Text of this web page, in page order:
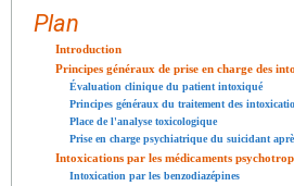
Plan
Introduction
Principes généraux de prise en charge des
Évaluation clinique du patient intoxiqué
Principes généraux du traitement des
Place de l'analyse toxicologique
Prise en charge psychiatrique du suicidant
Intoxications par les médicaments
Intoxication par les benzodiazépines